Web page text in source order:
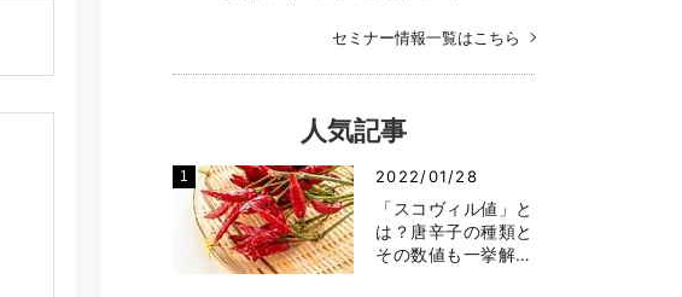
セミナー情報一覧はこちら
人気記事
2022/01/28
「スコヴィル値」と
は？唐辛子の種類と
その数値も一挙解…